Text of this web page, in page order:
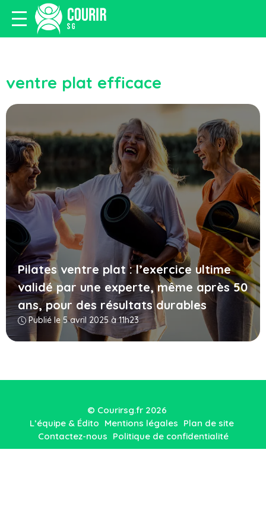
ventre plat efficace
Pilates ventre plat : l’exercice ultime
validé par une experte, même après 50
ans, pour des résultats durables
Publié le 5 avril 2025 à 11h23
© Courirsg.fr 2026
L’équipe & Édito Mentions légales Plan de site
Contactez-nous Politique de confidentialité